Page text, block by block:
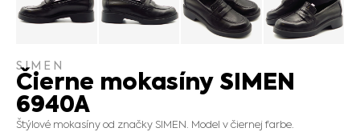
SIMEN
Čierne mokasíny SIMEN
6940A
Štýlové mokasíny od značky SIMEN. Model v čiernej farbe.